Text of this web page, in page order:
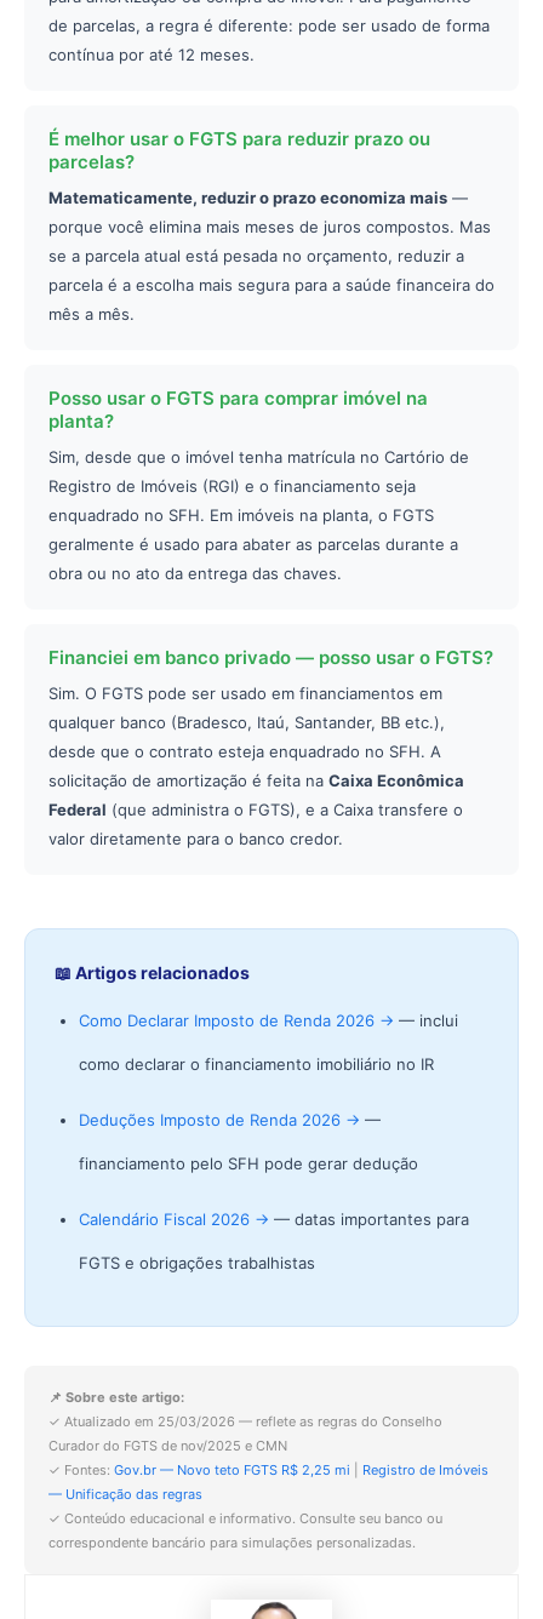
de parcelas, a regra é diferente: pode ser usado de forma
contínua por até 12 meses.
É melhor usar o FGTS para reduzir prazo ou
parcelas?
Matematicamente, reduzir o prazo economiza mais —
porque você elimina mais meses de juros compostos. Mas
se a parcela atual está pesada no orçamento, reduzir a
parcela é a escolha mais segura para a saúde financeira do
mês a mês.
Posso usar o FGTS para comprar imóvel na
planta?
Sim, desde que o imóvel tenha matrícula no Cartório de
Registro de Imóveis (RGI) e o financiamento seja
enquadrado no SFH. Em imóveis na planta, o FGTS
geralmente é usado para abater as parcelas durante a
obra ou no ato da entrega das chaves.
Financiei em banco privado — posso usar o FGTS?
Sim. O FGTS pode ser usado em financiamentos em
qualquer banco (Bradesco, Itaú, Santander, BB etc.),
desde que o contrato esteja enquadrado no SFH. A
solicitação de amortização é feita na Caixa Econômica
Federal (que administra o FGTS), e a Caixa transfere o
valor diretamente para o banco credor.
📖 Artigos relacionados
Como Declarar Imposto de Renda 2026 → — inclui
como declarar o financiamento imobiliário no IR
Deduções Imposto de Renda 2026 → —
financiamento pelo SFH pode gerar dedução
Calendário Fiscal 2026 → — datas importantes para
FGTS e obrigações trabalhistas
📌 Sobre este artigo:
✓ Atualizado em 25/03/2026 — reflete as regras do Conselho
Curador do FGTS de nov/2025 e CMN
✓ Fontes: Gov.br — Novo teto FGTS R$ 2,25 mi
Registro de Imóveis
— Unificação das regras
✓ Conteúdo educacional e informativo. Consulte seu banco ou
correspondente bancário para simulações personalizadas.